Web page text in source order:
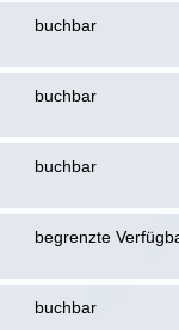
und was gäbe
möglich, in
ruhiger
ist der Besuch der
Typisch ist für
Stil erbaut,
im Winter
von
ihr einen Blick ins
erhalten.
buchbar
buchbar
buchbar
i
begrenzte
buchbar